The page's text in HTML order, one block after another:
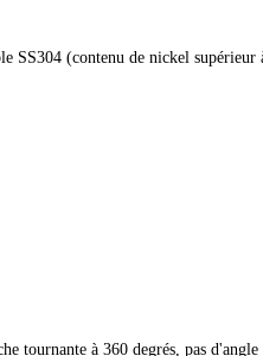
SS304 (contenu de nickel supérieur
tournante à 360 degrés, pas